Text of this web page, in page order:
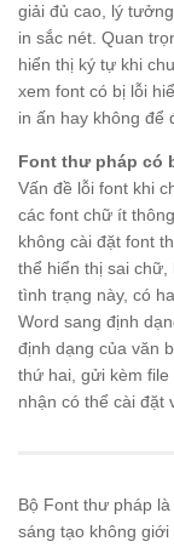
giải đủ cao, lý
in sắc nét. Quan
hiển thị ký tự khi
xem font có bị lỗi
in ấn hay không để
Font thư pháp có
Vấn đề lỗi font khi
các font chữ ít
không cài đặt font
thể hiển thị sai
tình trạng này, có
Word sang định
định dạng của văn
thứ hai, gửi kèm
nhận có thể cài đặt
Bộ Font thư pháp
sáng tạo không